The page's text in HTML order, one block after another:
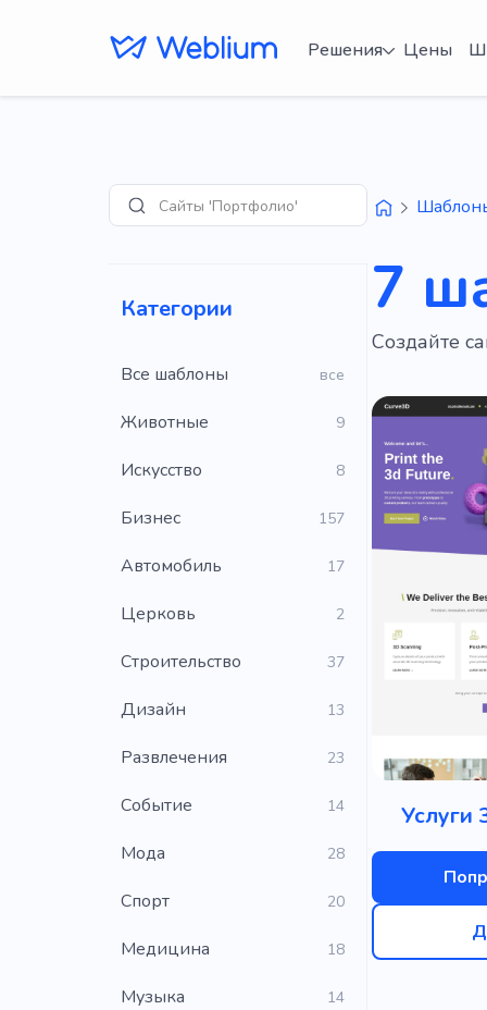
Решения Цены
ПоискСайты 'Портфолио'
Категории
Все шаблоны все
Животные 9
Искусство 8
Бизнес 157
Автомобиль 17
Церковь 2
Строительство 37
Дизайн 13
Развлечения 23
Событие 14
Мода 28
Cпорт 20
Медицина 18
Музыка 14
7
Создайте
Услуги